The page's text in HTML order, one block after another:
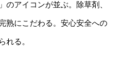
のアイコンが並ぶ。除草剤、
熟にこだわる。安心安全への
れる。